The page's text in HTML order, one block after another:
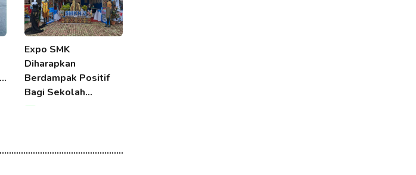
Expo SMK
Diharapkan
Berdampak Positif
Bagi Sekolah…